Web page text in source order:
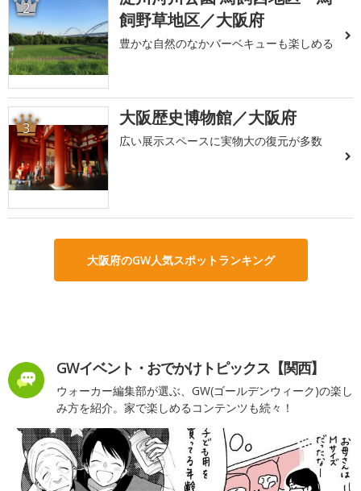
2
飼野草地区／大阪府
豊かな自然のなかバーベキューも楽しめる
3 大阪歴史博物館／大阪府
広い展示スペースに実物大の復元が多数
大阪府のGW人気スポットランキング
GWイベント・おでかけトピックス【関西】
ウォーカー編集部が選ぶ、GW(ゴールデンウィーク)の楽し
み方を紹介。家で楽しめるコンテンツも続々！